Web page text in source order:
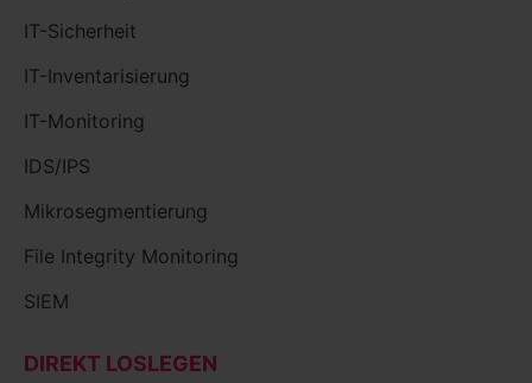
IT-Sicherheit
IT-Inventarisierung
IT-Monitoring
IDS/IPS
Mikrosegmentierung
File Integrity Monitoring
SIEM
DIREKT LOSLEGEN